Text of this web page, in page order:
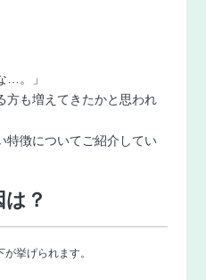
…。」
方も増えてきたかと思われ
特徴についてご紹介してい
？
挙げられます。